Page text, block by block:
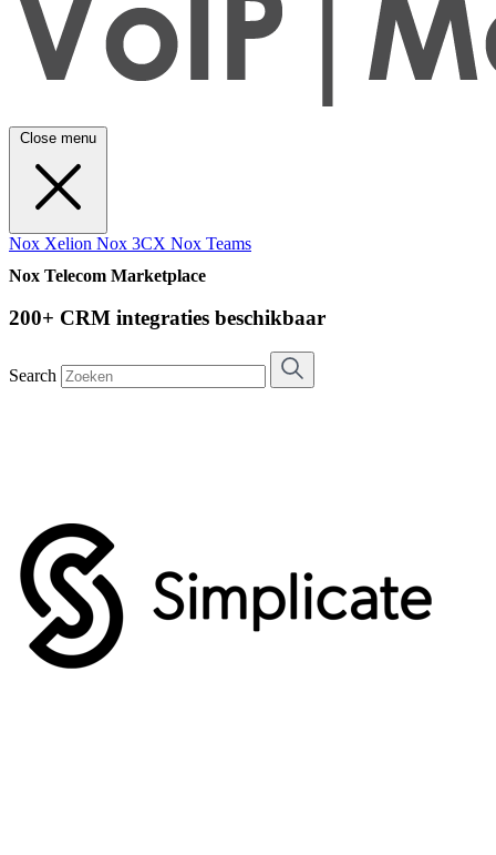
Close menu
Nox Xelion Nox 3CX Nox Teams
Nox Telecom Marketplace
200+ CRM integraties beschikbaar
Search